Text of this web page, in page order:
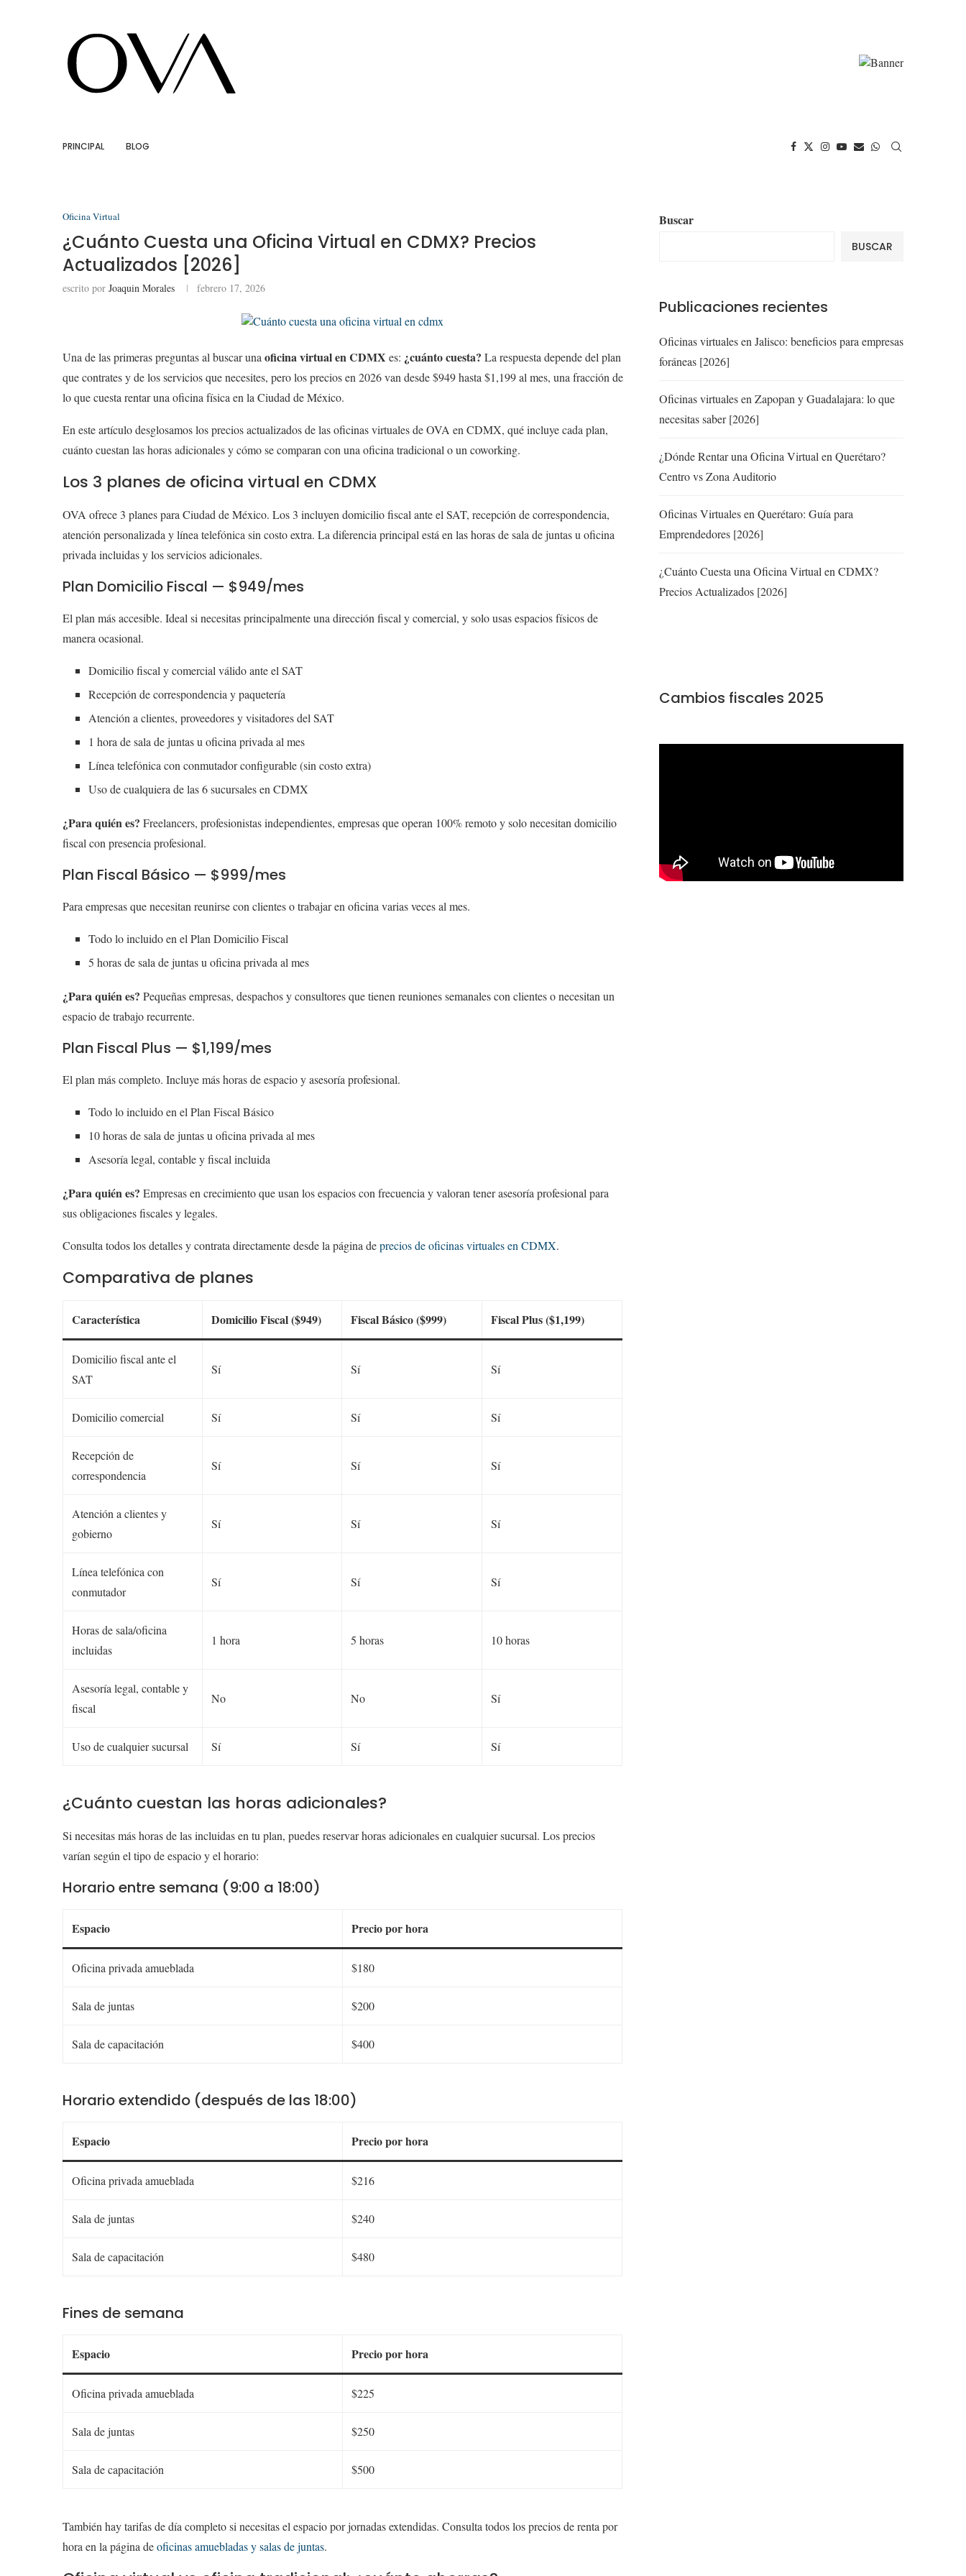
PRINCIPAL BLOG
Oficina Virtual
¿Cuánto Cuesta una Oficina Virtual en CDMX? Precios
Actualizados [2026]
escrito por Joaquin Morales febrero 17, 2026
Una de las primeras preguntas al buscar una oficina virtual en CDMX es: ¿cuánto cuesta? La respuesta depende del plan
que contrates y de los servicios que necesites, pero los precios en 2026 van desde $949 hasta $1,199 al mes, una fracción de
lo que cuesta rentar una oficina física en la Ciudad de México.
En este artículo desglosamos los precios actualizados de las oficinas virtuales de OVA en CDMX, qué incluye cada plan,
cuánto cuestan las horas adicionales y cómo se comparan con una oficina tradicional o un coworking.
Los 3 planes de oficina virtual en CDMX
OVA ofrece 3 planes para Ciudad de México. Los 3 incluyen domicilio fiscal ante el SAT, recepción de correspondencia,
atención personalizada y línea telefónica sin costo extra. La diferencia principal está en las horas de sala de juntas u oficina
privada incluidas y los servicios adicionales.
Plan Domicilio Fiscal — $949/mes
El plan más accesible. Ideal si necesitas principalmente una dirección fiscal y comercial, y solo usas espacios físicos de
manera ocasional.
Domicilio fiscal y comercial válido ante el SAT
Recepción de correspondencia y paquetería
Atención a clientes, proveedores y visitadores del SAT
1 hora de sala de juntas u oficina privada al mes
Línea telefónica con conmutador configurable (sin costo extra)
Uso de cualquiera de las 6 sucursales en CDMX
¿Para quién es? Freelancers, profesionistas independientes, empresas que operan 100% remoto y solo necesitan domicilio
fiscal con presencia profesional.
Plan Fiscal Básico — $999/mes
Para empresas que necesitan reunirse con clientes o trabajar en oficina varias veces al mes.
Todo lo incluido en el Plan Domicilio Fiscal
5 horas de sala de juntas u oficina privada al mes
¿Para quién es? Pequeñas empresas, despachos y consultores que tienen reuniones semanales con clientes o necesitan un
espacio de trabajo recurrente.
Plan Fiscal Plus — $1,199/mes
El plan más completo. Incluye más horas de espacio y asesoría profesional.
Todo lo incluido en el Plan Fiscal Básico
10 horas de sala de juntas u oficina privada al mes
Asesoría legal, contable y fiscal incluida
¿Para quién es? Empresas en crecimiento que usan los espacios con frecuencia y valoran tener asesoría profesional para
sus obligaciones fiscales y legales.
Consulta todos los detalles y contrata directamente desde la página deprecios de oficinas virtuales en CDMX.
Comparativa de planes
Característica Domicilio Fiscal ($949) Fiscal Básico ($999) Fiscal Plus ($1,199)
Domicilio fiscal ante el
SAT
Sí Sí Sí
Domicilio comercial Sí Sí Sí
Recepción de
correspondencia
Sí Sí Sí
Atención a clientes y
gobierno
Sí Sí Sí
Línea telefónica con
conmutador
Sí Sí Sí
Horas de sala/oficina
incluidas
1 hora 5 horas 10 horas
Asesoría legal, contable y
fiscal
No No Sí
Uso de cualquier sucursal Sí Sí Sí
¿Cuánto cuestan las horas adicionales?
Si necesitas más horas de las incluidas en tu plan, puedes reservar horas adicionales en cualquier sucursal. Los precios
varían según el tipo de espacio y el horario:
Horario entre semana (9:00 a 18:00)
Espacio Precio por hora
Oficina privada amueblada $180
Sala de juntas $200
Sala de capacitación $400
Horario extendido (después de las 18:00)
Espacio Precio por hora
Oficina privada amueblada $216
Sala de juntas $240
Sala de capacitación $480
Fines de semana
Espacio Precio por hora
Oficina privada amueblada $225
Sala de juntas $250
Sala de capacitación $500
También hay tarifas de día completo si necesitas el espacio por jornadas extendidas. Consulta todos los precios de renta por
hora en la página deoficinas amuebladas y salas de juntas.
Buscar
BUSCAR
Publicaciones recientes
Oficinas virtuales en Jalisco: beneficios para empresas
foráneas [2026]
Oficinas virtuales en Zapopan y Guadalajara: lo que
necesitas saber [2026]
¿Dónde Rentar una Oficina Virtual en Querétaro?
Centro vs Zona Auditorio
Oficinas Virtuales en Querétaro: Guía para
Emprendedores [2026]
¿Cuánto Cuesta una Oficina Virtual en CDMX?
Precios Actualizados [2026]
Cambios fiscales 2025